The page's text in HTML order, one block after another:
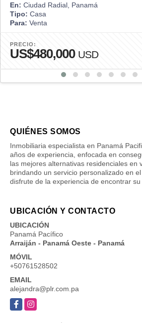
En: Ciudad Radial, Panamá
Tipo: Casa
Para: Venta
PRECIO:
US$480,000 USD
QUIÉNES SOMOS
Inmobiliaria especialista en Panamá
años de experiencia, enfocada en
las mejores alternativas residenciales en
brindando un servicio personalizado en
disfrute de la experiencia de encontrar su
UBICACIÓN Y CONTACTO
UBICACIÓN
Panamá Pacífico
Arraiján - Panamá Oeste - Panamá
MÓVIL
+50761528502
EMAIL
alejandra@plr.com.pa
FacebookInstagram